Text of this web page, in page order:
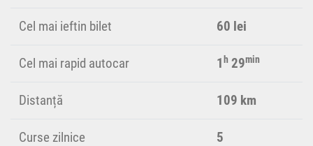
Cel mai ieftin bilet 60 lei
Cel mai rapid autocar 1 h 29min
Distanță 109 km
Curse zilnice 5